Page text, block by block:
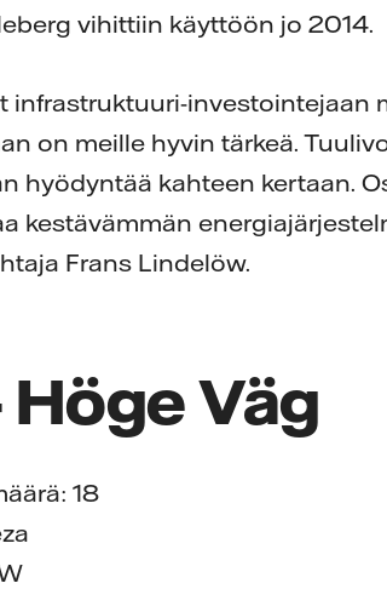
vihittiin käyttöön jo 2014.
infrastruktuuri-investointejaan
on meille hyvin tärkeä.
hyödyntää kahteen kertaan.
kestävämmän
Frans Lindelöw.
Väg
18